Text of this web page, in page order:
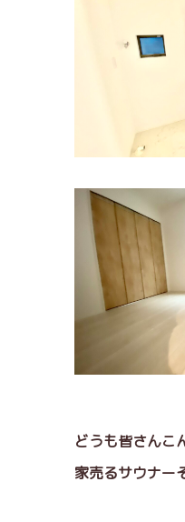
どうも皆さんこ
家売るサウナー